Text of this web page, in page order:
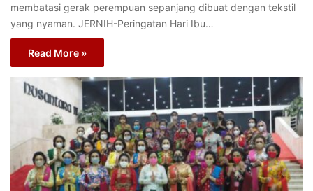
membatasi gerak perempuan sepanjang dibuat dengan tekstil
yang nyaman. JERNIH-Peringatan Hari Ibu…
Read More »